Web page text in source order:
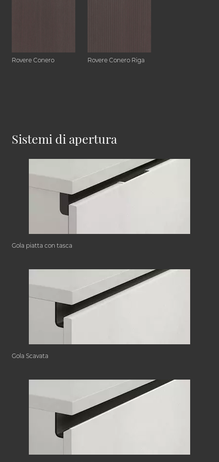
Rovere Conero Rovere Conero Riga
Sistemi di apertura
Gola piatta con tasca
Gola Scavata